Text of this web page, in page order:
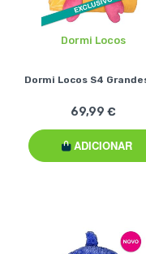
Dormi Locos
69,99 €
ADICIONAR